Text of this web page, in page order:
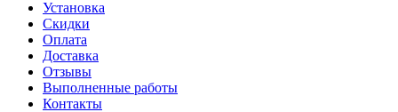
Установка
Скидки
Оплата
Доставка
Отзывы
Выполненные работы
Контакты